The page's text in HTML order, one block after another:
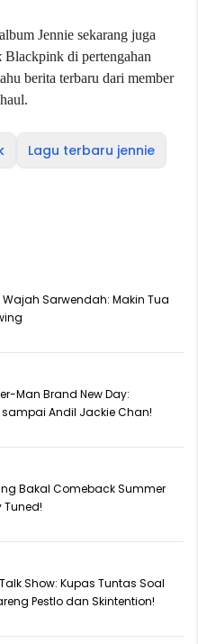
Jennie sekarang juga
Blackpink di pertengahan
berita terbaru dari member
.
Lagu terbaru jennie
Sarwendah: Makin Tua
sampai Andil Jackie Chan!
Bakal Comeback Summer
Tuned!
Show: Kupas Tuntas Soal
Pestlo dan Skintention!